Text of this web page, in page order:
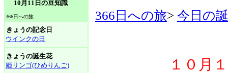
10月11日の豆知識
366日への旅
きょうの記念日
ウインクの日
きょうの誕生花
姫リンゴ(ひめりんご)
366日への旅> 今日の
１０月